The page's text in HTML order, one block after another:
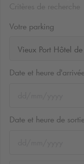
Votre parking
Vieux Port Hôtel
Date et heure
Date et heure de